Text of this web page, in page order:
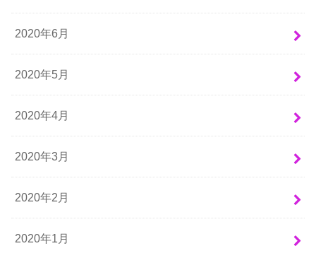
2020年6月
2020年5月
2020年4月
2020年3月
2020年2月
2020年1月